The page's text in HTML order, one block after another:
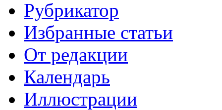
Рубрикатор
Избранные статьи
От редакции
Календарь
Иллюстрации